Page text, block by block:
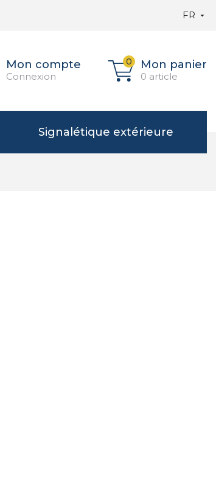
FR 
Mon compte
Connexion
0 Mon panier
0 article
Signalétique extérieure